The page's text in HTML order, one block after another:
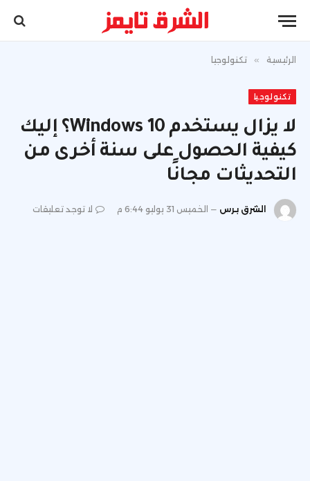
الرئيسية » تكنولوجيا
تكنولوجيا
لا يزال يستخدم Windows 10؟ إليك
كيفية الحصول على سنة أخرى من
التحديثات مجانًا
الشرق برس الخميس 31 يوليو 6:44 م لا توجد تعليقات